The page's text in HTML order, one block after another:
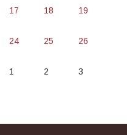
17 18 19
24 25 26
1 2 3